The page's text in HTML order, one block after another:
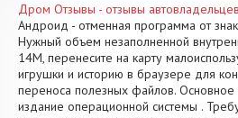
Дром Отзывы - отзывы
Андроид - отменная программа от
Нужный объем незаполненной
14M, перенесите на карту
игрушки и историю в браузере для
переноса полезных файлов.
издание операционной системы .